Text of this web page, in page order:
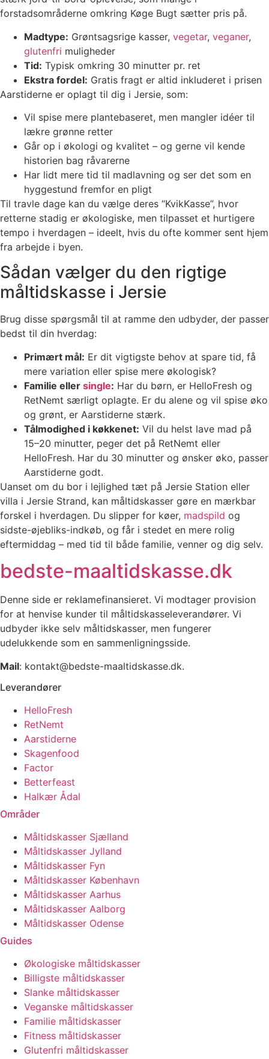
forstadsområderne omkring Køge Bugt sætter pris på.
Madtype: Grøntsagsrige kasser, vegetar, veganer,
glutenfri muligheder
Tid: Typisk omkring 30 minutter pr. ret
Ekstra fordel: Gratis fragt er altid inkluderet i prisen
Aarstiderne er oplagt til dig i Jersie, som:
Vil spise mere plantebaseret, men mangler idéer til
lækre grønne retter
Går op i økologi og kvalitet – og gerne vil kende
historien bag råvarerne
Har lidt mere tid til madlavning og ser det som en
hyggestund fremfor en pligt
Til travle dage kan du vælge deres “KvikKasse”, hvor
retterne stadig er økologiske, men tilpasset et hurtigere
tempo i hverdagen – ideelt, hvis du ofte kommer sent hjem
fra arbejde i byen.
Sådan vælger du den rigtige
måltidskasse i Jersie
Brug disse spørgsmål til at ramme den udbyder, der passer
bedst til din hverdag:
Primært mål: Er dit vigtigste behov at spare tid, få
mere variation eller spise mere økologisk?
Familie eller single: Har du børn, er HelloFresh og
RetNemt særligt oplagte. Er du alene og vil spise øko
og grønt, er Aarstiderne stærk.
Tålmodighed i køkkenet: Vil du helst lave mad på
15–20 minutter, peger det på RetNemt eller
HelloFresh. Har du 30 minutter og ønsker øko, passer
Aarstiderne godt.
Uanset om du bor i lejlighed tæt på Jersie Station eller
villa i Jersie Strand, kan måltidskasser gøre en mærkbar
forskel i hverdagen. Du slipper for køer, madspild og
sidste-øjebliks-indkøb, og får i stedet en mere rolig
eftermiddag – med tid til både familie, venner og dig selv.
bedste-maaltidskasse.dk
Denne side er reklamefinansieret. Vi modtager provision
for at henvise kunder til måltidskasseleverandører. Vi
udbyder ikke selv måltidskasser, men fungerer
udelukkende som en sammenligningsside.
Mail: kontakt@bedste-maaltidskasse.dk.
Leverandører
HelloFresh
RetNemt
Aarstiderne
Skagenfood
Factor
Betterfeast
Halkær Ådal
Områder
Måltidskasser Sjælland
Måltidskasser Jylland
Måltidskasser Fyn
Måltidskasser København
Måltidskasser Aarhus
Måltidskasser Aalborg
Måltidskasser Odense
Guides
Økologiske måltidskasser
Billigste måltidskasser
Slanke måltidskasser
Veganske måltidskasser
Familie måltidskasser
Fitness måltidskasser
Glutenfri måltidskasser